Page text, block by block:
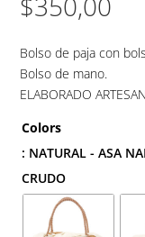
Bolso de paja con
Bolso de mano.
ELABORADO
Colors
: NATURAL - ASA
CRUDO